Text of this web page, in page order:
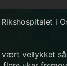
i
vært vellykket